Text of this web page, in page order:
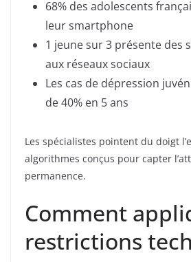
68% des adolescents
leur smartphone
1 jeune sur 3 présente des
aux réseaux sociaux
Les cas de dépression
de 40% en 5 ans
Les spécialistes pointent du doigt
algorithmes conçus pour capter
permanence.
Comment
restrictions